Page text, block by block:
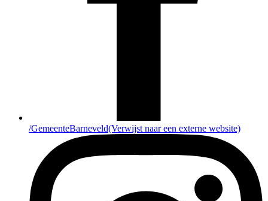
/GemeenteBarneveld(Verwijst naar een externe website)